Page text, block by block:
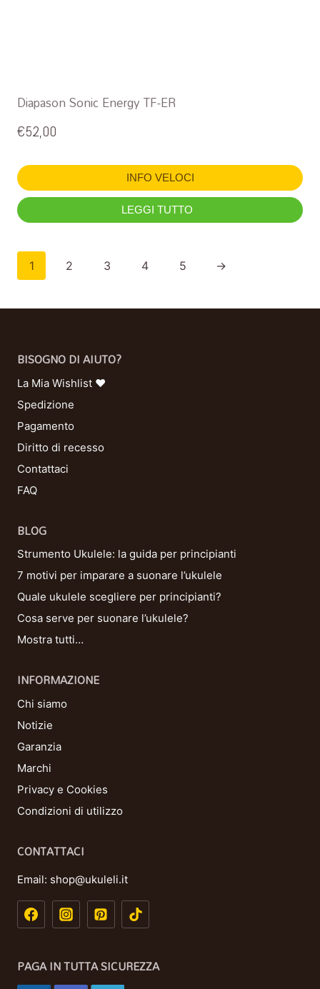
Diapason Sonic Energy TF-ER
€52,00
INFO VELOCI
LEGGI TUTTO
1 2 3 4 5 →
BISOGNO DI AIUTO?
La Mia Wishlist ❤
Spedizione
Pagamento
Diritto di recesso
Contattaci
FAQ
BLOG
Strumento Ukulele: la guida per principianti
7 motivi per imparare a suonare l’ukulele
Quale ukulele scegliere per principianti?
Cosa serve per suonare l’ukulele?
Mostra tutti…
INFORMAZIONE
Chi siamo
Notizie
Garanzia
Marchi
Privacy e Cookies
Condizioni di utilizzo
CONTATTACI
Email: shop@ukuleli.it
PAGA IN TUTTA SICUREZZA